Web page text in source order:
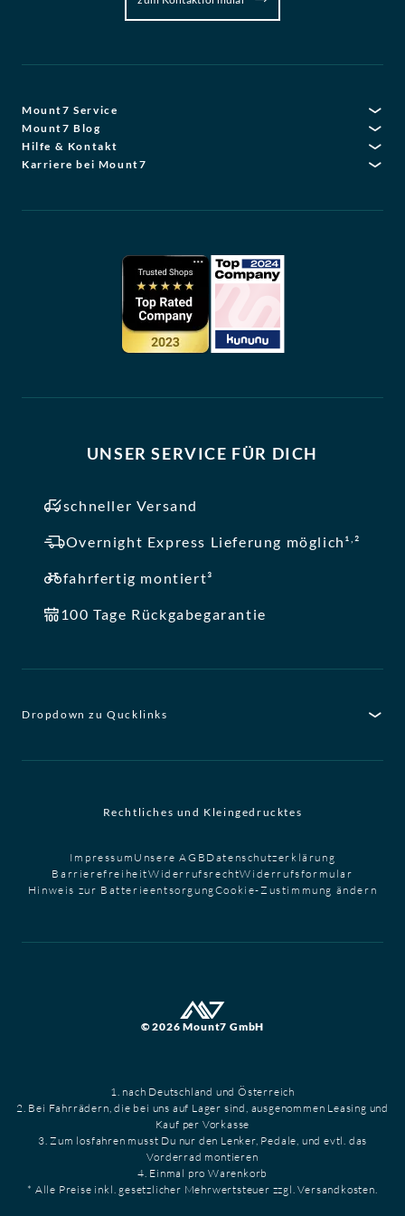
Mount7 Service
Mount7 Blog
Hilfe & Kontakt
Karriere bei Mount7
UNSER SERVICE FÜR DICH
schneller Versand
Overnight Express Lieferung möglich¹ ,²
fahrfertig montiert³
100 Tage Rückgabegarantie
Dropdown zu Qucklinks
Rechtliches und Kleingedrucktes
Impressum Unsere AGB Datenschutzerklärung
BarrierefreiheitWiderrufsrechtWiderrufsformular
Hinweis zur BatterieentsorgungCookie-Zustimmung ändern
© 2026 Mount7 GmbH
1. nach Deutschland und Österreich
2. Bei Fahrrädern, die bei uns auf Lager sind, ausgenommen Leasing und
Kauf per Vorkasse
3. Zum losfahren musst Du nur den Lenker, Pedale, und evtl. das
Vorderrad montieren
4. Einmal pro Warenkorb
* Alle Preise inkl. gesetzlicher Mehrwertsteuer zzgl. Versandkosten.